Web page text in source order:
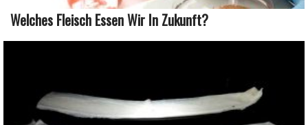
Welches Fleisch Essen Wir In Zukunft?